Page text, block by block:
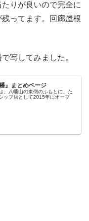
りが良いので完全に
ってます。回廊屋根
写してみました。
』まとめページ
、八幡山の東側のふもとに、た
ップ店として2015年にオープ